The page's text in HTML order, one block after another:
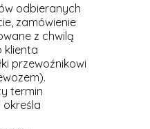
odbieranych
zamówienie
z chwilą
klienta
przewoźnikowi
termin
określa